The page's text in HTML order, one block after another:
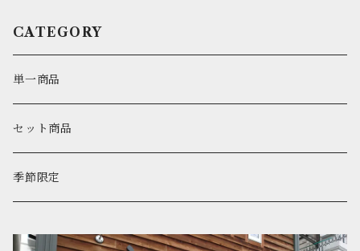
CATEGORY
単一商品
セット商品
季節限定